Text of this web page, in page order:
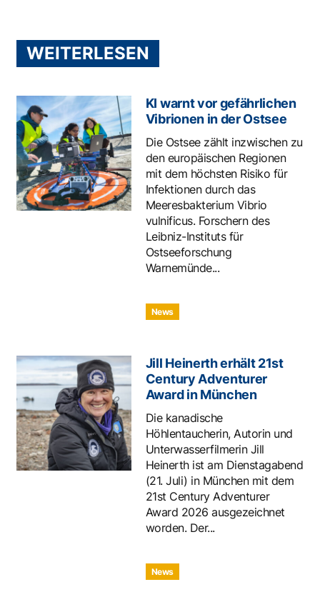
WEITERLESEN
KI warnt vor gefährlichen
Vibrionen in der Ostsee
Die Ostsee zählt inzwischen zu
den europäischen Regionen
mit dem höchsten Risiko für
Infektionen durch das
Meeresbakterium Vibrio
vulnificus. Forschern des
Leibniz-Instituts für
Ostseeforschung
Warnemünde...
News
Jill Heinerth erhält 21st
Century Adventurer
Award in München
Die kanadische
Höhlentaucherin, Autorin und
Unterwasserfilmerin Jill
Heinerth ist am Dienstagabend
(21. Juli) in München mit dem
21st Century Adventurer
Award 2026 ausgezeichnet
worden. Der...
News